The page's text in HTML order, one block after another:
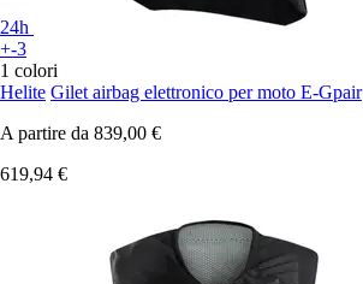
24h
+-3
1 colori
Helite Gilet airbag elettronico per moto E-Gpair
A partire da 839,00 €
619,94 €